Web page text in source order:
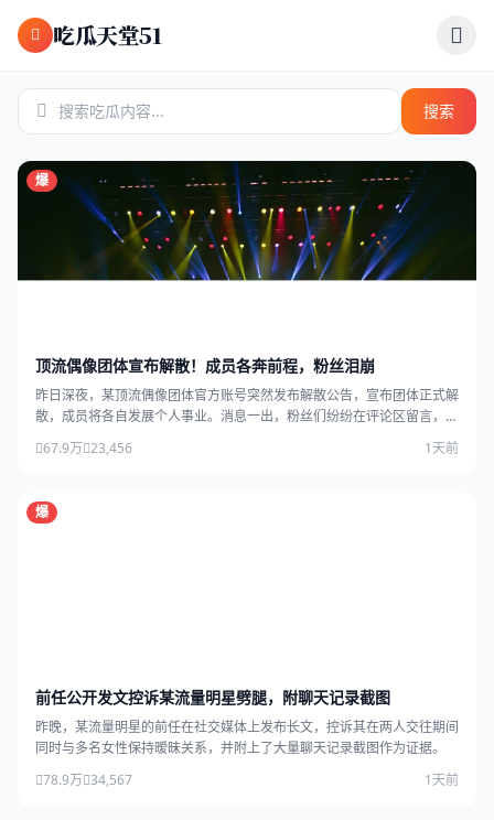
跳过导航
吃瓜天堂51
搜索
爆
顶流偶像团体宣布解散！成员各奔前程，粉丝泪崩
昨日深夜，某顶流偶像团体官方账号突然发布解散公告，宣布团体正式解
散，成员将各自发展个人事业。消息一出，粉丝们纷纷在评论区留言，场
67.9万 23,456 1天前
爆
前任公开发文控诉某流量明星劈腿，附聊天记录截图
昨晚，某流量明星的前任在社交媒体上发布长文，控诉其在两人交往期间
同时与多名女性保持暧昧关系，并附上了大量聊天记录截图作为证据。
78.9万 34,567 1天前